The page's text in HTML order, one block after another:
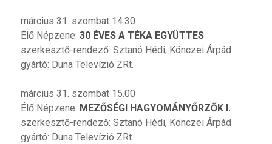
március 31. szombat 14.30
Élő Népzene: 30 ÉVES A TÉKA EGYÜTTES
szerkesztő-rendező: Sztanó Hédi, Könczei Árpád
gyártó: Duna Televízió ZRt.
március 31. szombat 15.00
Élő Népzene: MEZŐSÉGI HAGYOMÁNYŐRZŐK I.
szerkesztő-rendező: Sztanó Hédi, Könczei Árpád
gyártó: Duna Televízió ZRt.